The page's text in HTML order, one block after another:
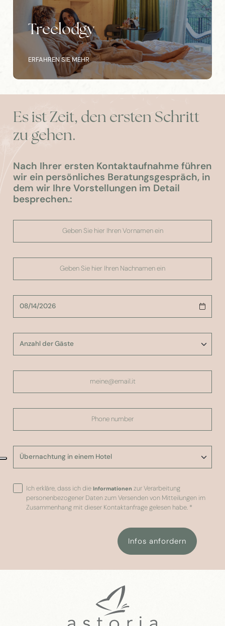
Treelodgy
ERFAHREN SIE MEHR
Es ist Zeit, den ersten Schritt
zu gehen.
Nach Ihrer ersten Kontaktaufnahme führen
wir ein persönliches Beratungsgespräch, in
dem wir Ihre Vorstellungen im Detail
besprechen.:
Ich erkläre, dass ich dieInformationen zur Verarbeitung
personenbezogener Daten zum Versenden von Mitteilungen im
Zusammenhang mit dieser Kontaktanfrage gelesen habe. *
Infos anfordern